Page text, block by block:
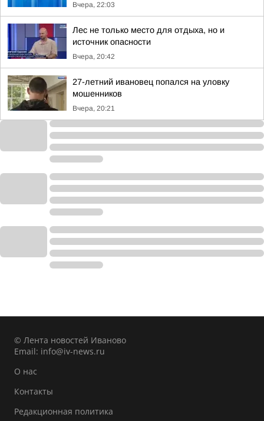
Вчера, 22:03
Лес не только место для отдыха, но и
источник опасности
Вчера, 20:42
27-летний ивановец попался на уловку
мошенников
Вчера, 20:21
© Лента новостей Иваново
Email: info@iv-news.ru
О нас
Контакты
Редакционная политика